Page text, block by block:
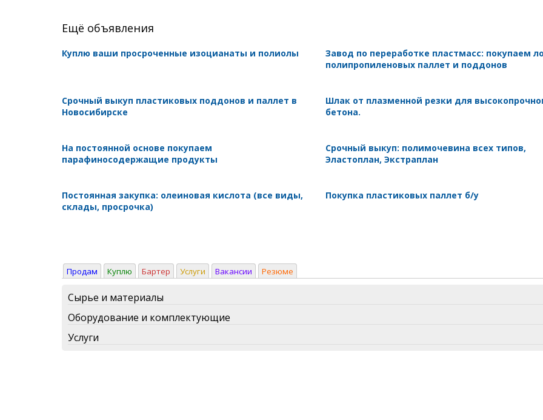
Ещё объявления
Куплю ваши просроченные изоцианаты и полиолы
Завод по переработке пластмасс: покупаем
полипропиленовых паллет и поддонов
Срочный выкуп пластиковых поддонов и паллет в
Новосибирске
Шлак от плазменной резки для
бетона.
На постоянной основе покупаем
парафиносодержащие продукты
Срочный выкуп: полимочевина всех типов,
Эластоплан, Экстраплан
Постоянная закупка: олеиновая кислота (все виды,
склады, просрочка)
Покупка пластиковых паллет б/у
Продам Куплю Бартер Услуги Вакансии Резюме
Сырье и материалы
Оборудование и комплектующие
Услуги